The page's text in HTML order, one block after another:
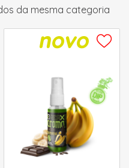
da mesma categoria